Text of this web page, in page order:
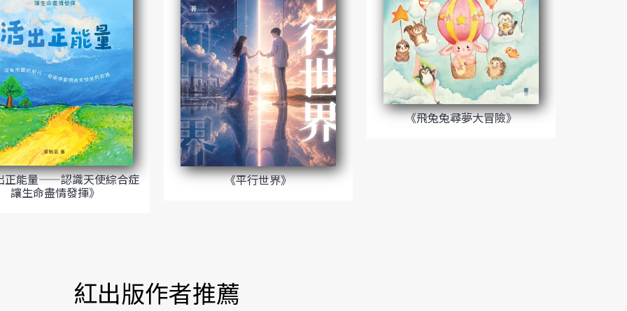
正能量——認識天使綜合症
讓生命盡情發揮》
《平行世界》
《飛兔兔尋夢大冒險》
紅出版作者推薦